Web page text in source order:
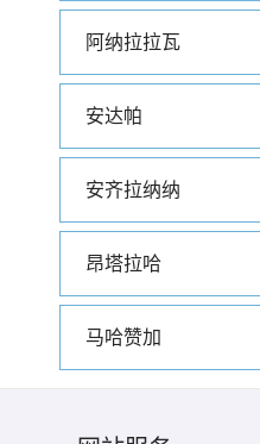
阿纳拉拉瓦
安达帕
安齐拉纳纳
昂塔拉哈
马哈赞加